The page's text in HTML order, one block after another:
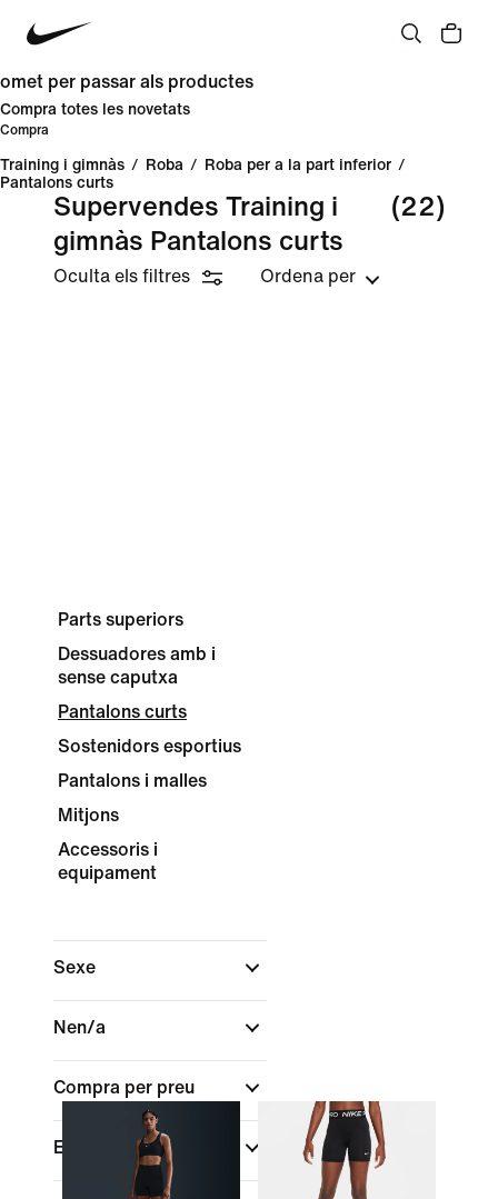
omet per passar als productes
Compra totes les novetats
Compra
Training i gimnàs / Roba / Roba per a la part inferior /
Pantalons curts
Supervendes Training i
gimnàs Pantalons curts
(22)
Oculta els filtres Ordena per
Parts superiors
Dessuadores amb i
sense caputxa
Pantalons curts
Sostenidors esportius
Pantalons i malles
Mitjons
Accessoris i
equipament
Sexe
Nen/a
Compra per preu
En oferta